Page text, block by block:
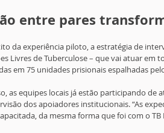
entre pares
da experiência piloto, a estratégia de
Livres de Tuberculose – que vai atuar em
em 75 unidades prisionais espalhadas
as equipes locais já estão participando
dos apoiadores institucionais. “As
da mesma forma que foi com o